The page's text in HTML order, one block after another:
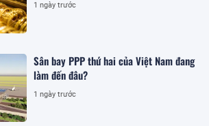
1 ngày trước
Sân bay PPP thứ hai của Việt Nam đang
làm đến đâu?
1 ngày trước